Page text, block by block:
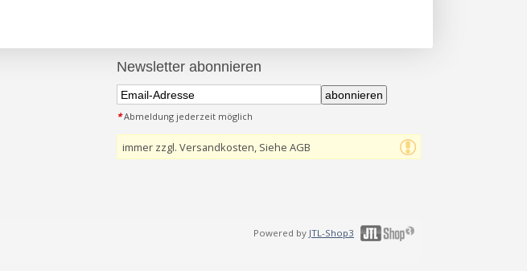
Newsletter abonnieren
abonnieren
*Abmeldung jederzeit möglich
immer zzgl. Versandkosten, Siehe AGB
Powered by JTL-Shop3